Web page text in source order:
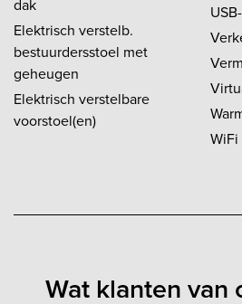
dak
Elektrisch verstelb.
bestuurdersstoel met
geheugen
Elektrisch verstelbare
voorstoel(en)
WiFi
Wat klanten van